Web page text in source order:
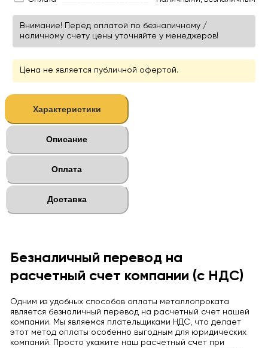
Внимание! Перед оплатой по безналичному /
наличному счету цены уточняйте у менеджеров!
Цена не является публичной офертой.
Характеристики
Описание
Оплата
Доставка
Безналичный перевод на
расчетный счет компании (с НДС)
Одним из удобных способов оплаты металлопроката
является безналичный перевод на расчетный счет нашей
компании. Мы являемся плательщиками НДС, что делает
этот метод оплаты особенно выгодным для юридических
компаний. Просто укажите наш расчетный счет при